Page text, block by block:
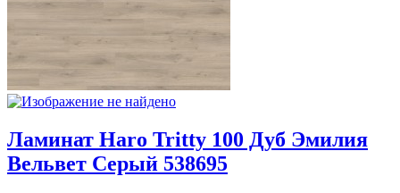
Ламинат Haro Tritty 100 Дуб Эмилия
Вельвет Серый 538695